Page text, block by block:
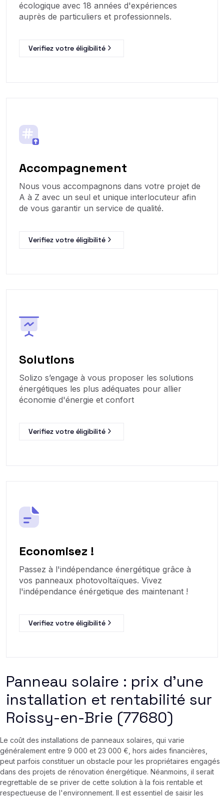
écologique avec 18 années d'expériences
auprès de particuliers et professionnels.
Verifiez votre éligibilité
Accompagnement
Nous vous accompagnons dans votre projet de
A à Z avec un seul et unique interlocuteur afin
de vous garantir un service de qualité.
Verifiez votre éligibilité
Solutions
Solizo s’engage à vous proposer les solutions
énergétiques les plus adéquates pour allier
économie d'énergie et confort
Verifiez votre éligibilité
Economisez !
Passez à l'indépendance énergétique grâce à
vos panneaux photovoltaïques. Vivez
l'indépendance énérgetique des maintenant !
Verifiez votre éligibilité
Panneau solaire : prix d’une
installation et rentabilité sur
Roissy-en-Brie (77680)
Le coût des installations de panneaux solaires, qui varie
généralement entre 9 000 et 23 000 €, hors aides financières,
peut parfois constituer un obstacle pour les propriétaires engagés
dans des projets de rénovation énergétique. Néanmoins, il serait
regrettable de se priver de cette solution à la fois rentable et
respectueuse de l'environnement. Il est essentiel de saisir les